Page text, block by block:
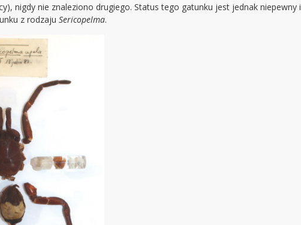
nigdy nie znaleziono drugiego. Status tego gatunku jest jednak niepewny i
z rodzaju Sericopelma.